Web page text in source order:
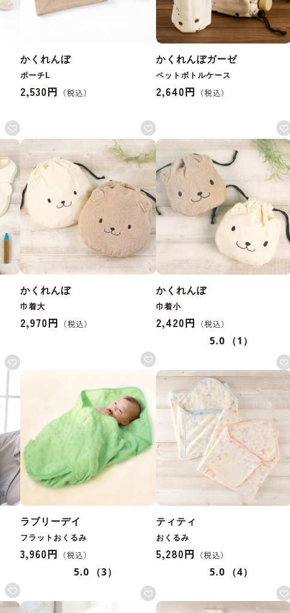
かくれんぼ
ポーチL
2,530円
かくれんぼガーゼ
ペットボトルケース
2,640円
かくれんぼ
巾着大
2,970円
かくれんぼ
巾着小
2,420円
5.0 （1）
ラブリーデイ
フラットおくるみ
3,960円
5.0 （3）
ティティ
おくるみ
5,280円
5.0 （4）